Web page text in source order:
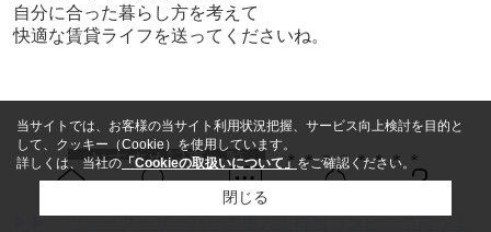
自分に合った暮らし方を考えて
快適な賃貸ライフを送ってくださいね。
おすすめ記事一覧＊＊＊＊＊＊＊＊
問い合せ
当サイトでは、お客様の当サイト利用状況把握、サービス向上検討を目的と
して、クッキー（Cookie）を使用しています。
詳しくは、当社の 「Cookieの取扱いについて」 をご確認ください。
閉じる